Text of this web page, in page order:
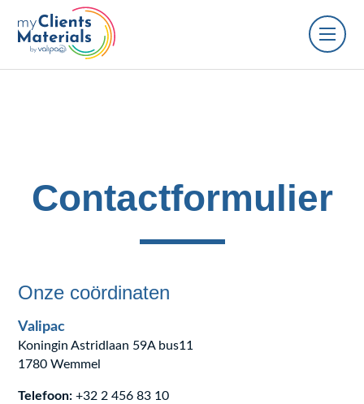
Contactformulier
Onze coördinaten
Valipac
Koningin Astridlaan 59A bus11
1780Wemmel
Telefoon: +32 2 456 83 10